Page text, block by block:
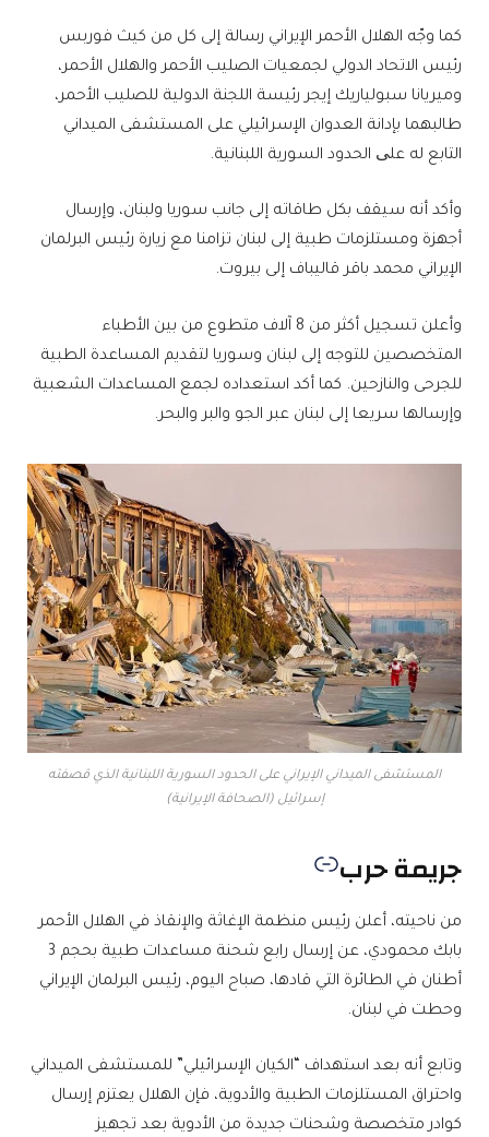
كما وجّه الهلال الأحمر الإيراني رسالة إلى كل من كيث فوربس
رئيس الاتحاد الدولي لجمعيات الصليب الأحمر والهلال الأحمر،
وميريانا سبولياريك إيجر رئيسة اللجنة الدولية للصليب الأحمر،
طالبهما بإدانة العدوان الإسرائيلي على المستشفى الميداني
التابع له علی الحدود السورية اللبنانية.
وأكد أنه سيقف بكل طاقاته إلى جانب سوريا ولبنان، وإرسال
أجهزة ومستلزمات طبية إلى لبنان تزامنا مع زيارة رئيس البرلمان
الإيراني محمد باقر قاليباف إلى بيروت.
وأعلن تسجيل أكثر من 8 آلاف متطوع من بين الأطباء
المتخصصين للتوجه إلى لبنان وسوريا لتقديم المساعدة الطبية
للجرحى والنازحين. كما أكد استعداده لجمع المساعدات الشعبية
وإرسالها سريعا إلى لبنان عبر الجو والبر والبحر.
المستشفى الميداني الإيراني على الحدود السورية اللبنانية الذي قصفته
إسرائيل (الصحافة الإيرانية)
جريمة حرب
من ناحيته، أعلن رئيس منظمة الإغاثة والإنقاذ في الهلال الأحمر
بابك محمودي، عن إرسال رابع شحنة مساعدات طبية بحجم 3
أطنان في الطائرة التي قادها، صباح اليوم، رئيس البرلمان الإيراني
وحطت في لبنان.
وتابع أنه بعد استهداف “الكيان الإسرائيلي” للمستشفى الميداني
واحتراق المستلزمات الطبية والأدوية، فإن الهلال يعتزم إرسال
كوادر متخصصة وشحنات جديدة من الأدوية بعد تجهيز